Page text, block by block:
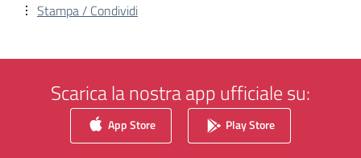
Stampa / Condividi
Scarica la nostra app ufficiale su:
App Store Play Store